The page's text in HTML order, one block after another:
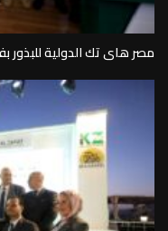
مصر هاى تك الدولية للبذور